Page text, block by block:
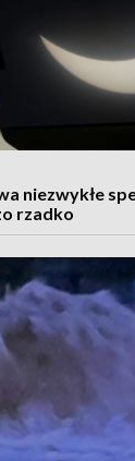
niezwykłe
rzadko